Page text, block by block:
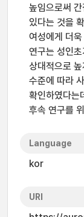
높임으로써
있다는 것을
여성에게 더
연구는 성인
상대적으로
수준에 따라
확인하였다는
후속 연구를
Language
kor
URI